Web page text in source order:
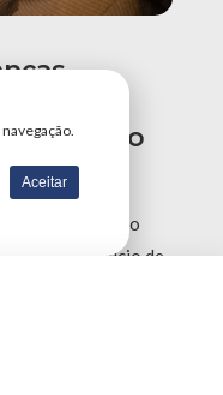
Aperto
uma revisão
neste início de
Aceitar